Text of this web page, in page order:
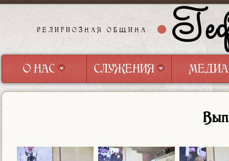
РЕЛИГИОЗНАЯ ОБЩИНА
О НАС
СЛУЖЕНИЯ
СЛУЖЕНИЯ
МЕДИА
МЕДИА